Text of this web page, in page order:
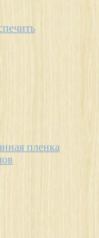
пленка